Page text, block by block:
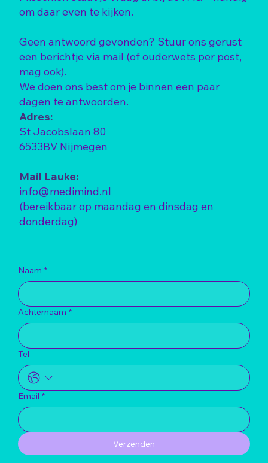
om daar even te kijken.
Geen antwoord gevonden? Stuur ons gerust
een berichtje via mail (of ouderwets per post,
mag ook).
We doen ons best om je binnen een paar
dagen te antwoorden.
Adres:
St Jacobslaan 80
6533BV Nijmegen
Mail Lauke:
info@medimind.nl
(bereikbaar op maandag en dinsdag en
donderdag)
Naam *
Achternaam *
Tel
Email *
Verzenden